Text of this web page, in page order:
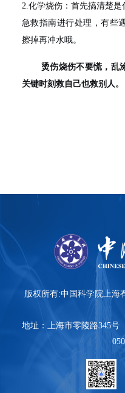
2. 化学烧伤 ：首先搞清楚
急救指南进行处理，有些
擦掉再冲水哦。
烫伤烧伤不要慌，乱
关键时刻救自己也救别人。
版权所有:中国科学院上海
地址：上海市零陵路